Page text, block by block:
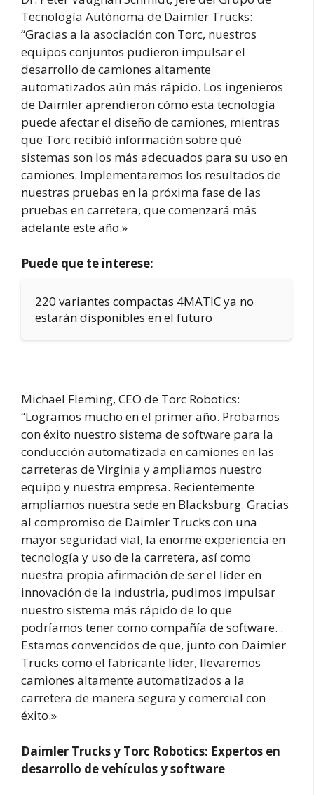
Tecnología Autónoma de Daimler Trucks:
“Gracias a la asociación con Torc, nuestros
equipos conjuntos pudieron impulsar el
desarrollo de camiones altamente
automatizados aún más rápido. Los ingenieros
de Daimler aprendieron cómo esta tecnología
puede afectar el diseño de camiones, mientras
que Torc recibió información sobre qué
sistemas son los más adecuados para su uso en
camiones. Implementaremos los resultados de
nuestras pruebas en la próxima fase de las
pruebas en carretera, que comenzará más
adelante este año.»
Puede que te interese:
220 variantes compactas 4MATIC ya no
estarán disponibles en el futuro
Michael Fleming, CEO de Torc Robotics:
“Logramos mucho en el primer año. Probamos
con éxito nuestro sistema de software para la
conducción automatizada en camiones en las
carreteras de Virginia y ampliamos nuestro
equipo y nuestra empresa. Recientemente
ampliamos nuestra sede en Blacksburg. Gracias
al compromiso de Daimler Trucks con una
mayor seguridad vial, la enorme experiencia en
tecnología y uso de la carretera, así como
nuestra propia afirmación de ser el líder en
innovación de la industria, pudimos impulsar
nuestro sistema más rápido de lo que
podríamos tener como compañía de software. .
Estamos convencidos de que, junto con Daimler
Trucks como el fabricante líder, llevaremos
camiones altamente automatizados a la
carretera de manera segura y comercial con
éxito.»
Daimler Trucks y Torc Robotics: Expertos en
desarrollo de vehículos y software